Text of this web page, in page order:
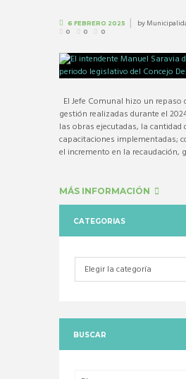
6 FEBRERO 2025 by
0 0 0
El Jefe Comunal hizo un repaso
gestión realizadas durante el
las obras ejecutadas, la cantidad
capacitaciones implementadas;
el incremento en la recaudación,
MÁS INFORMACIÓN
CATEGORIAS
Categorias
BUSCAR